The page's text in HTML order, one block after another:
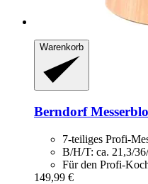
Warenkorb
Berndorf
7-teiliges Profi-
B/H/T: ca. 21,3/
Für den Profi-
149,99 €